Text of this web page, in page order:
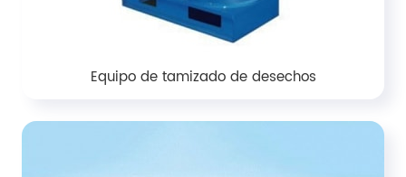
Equipo de tamizado de desechos